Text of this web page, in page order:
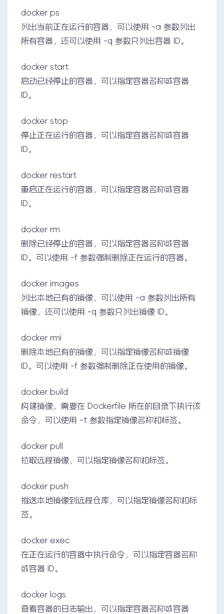
docker ps
列出当前正在运行的容器，可以使用 -a 参数列出
所有容器，还可以使用 -q 参数只列出容器 ID。
docker start
启动已经停止的容器，可以指定容器名称或容器
ID。
docker stop
停止正在运行的容器，可以指定容器名称或容器
ID。
docker restart
重启正在运行的容器，可以指定容器名称或容器
ID。
docker rm
删除已经停止的容器，可以指定容器名称或容器
ID。可以使用 -f 参数强制删除正在运行的容器。
docker images
列出本地已有的镜像，可以使用 -a 参数列出所有
镜像，还可以使用 -q 参数只列出镜像 ID。
docker rmi
删除本地已有的镜像，可以指定镜像名称或镜像
ID。可以使用 -f 参数强制删除正在使用的镜像。
docker build
构建镜像，需要在 Dockerfile 所在的目录下执行该
命令，可以使用 -t 参数指定镜像名称和标签。
docker pull
拉取远程镜像，可以指定镜像名称和标签。
docker push
推送本地镜像到远程仓库，可以指定镜像名称和标
签。
docker exec
在正在运行的容器中执行命令，可以指定容器名称
或容器 ID。
docker logs
查看容器的日志输出，可以指定容器名称或容器